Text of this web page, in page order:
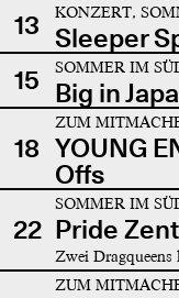
13
KONZERT,
Sleeper
15
SOMMER IM
Big in
18
ZUM
YOUNG
Offs
22
SOMMER IM
Pride
Zwei Dragqueens
ZUM